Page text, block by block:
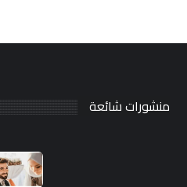
منشورات شائعة